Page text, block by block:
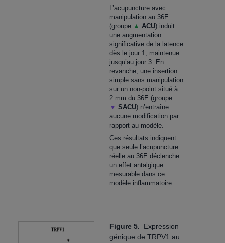
L’acupuncture avec
manipulation au 36E
(groupe ▲ ACU) induit
une augmentation
significative de la latence
dès le jour 1, maintenue
jusqu’au jour 3. En
revanche, une insertion
simple sans manipulation
sur un non-point situé à
2 mm du 36E (groupe
▼ SACU) n’entraîne
aucune modification par
rapport au modèle.
Ces résultats indiquent
que seule l’acupuncture
réelle au 36E déclenche
un effet antalgique
mesurable dans ce
modèle inflammatoire.
Figure 5. Expression
génique de TRPV1 au